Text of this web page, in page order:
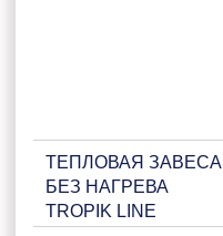
ТЕПЛОВАЯ ЗАВЕСА
БЕЗ НАГРЕВА
TROPIK LINE